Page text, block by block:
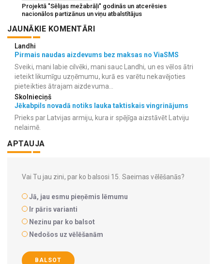
Projektā "Sēlijas mežabrāļi" godinās un atcerēsies
nacionālos partizānus un viņu atbalstītājus
JAUNĀKIE KOMENTĀRI
Landhi
Pirmais naudas aizdevums bez maksas no ViaSMS
Sveiki, mani labie cilvēki, mani sauc Landhi, un es vēlos ātri
ieteikt likumīgu uzņēmumu, kurā es varētu nekavējoties
pieteikties ātrajam aizdevuma...
Skolnieciņš
Jēkabpils novadā notiks lauka taktiskais vingrinājums
Prieks par Latvijas armiju, kura ir spējīga aizstāvēt Latviju
nelaimē.
APTAUJA
Vai Tu jau zini, par ko balsosi 15. Saeimas vēlēšanās?
Jā, jau esmu pieņēmis lēmumu
Ir pāris varianti
Nezinu par ko balsot
Nedošos uz vēlēšanām
BALSOT